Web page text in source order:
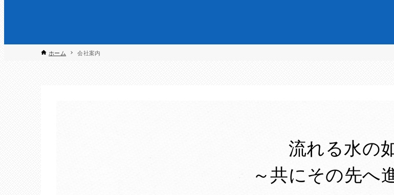
ホーム 会社案内
流れる水の
～共にその先へ